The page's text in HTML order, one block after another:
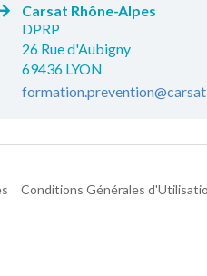
Carsat Rhône-Alpes
DPRP
26 Rue d'Aubigny
69436 LYON
Conditions Générales